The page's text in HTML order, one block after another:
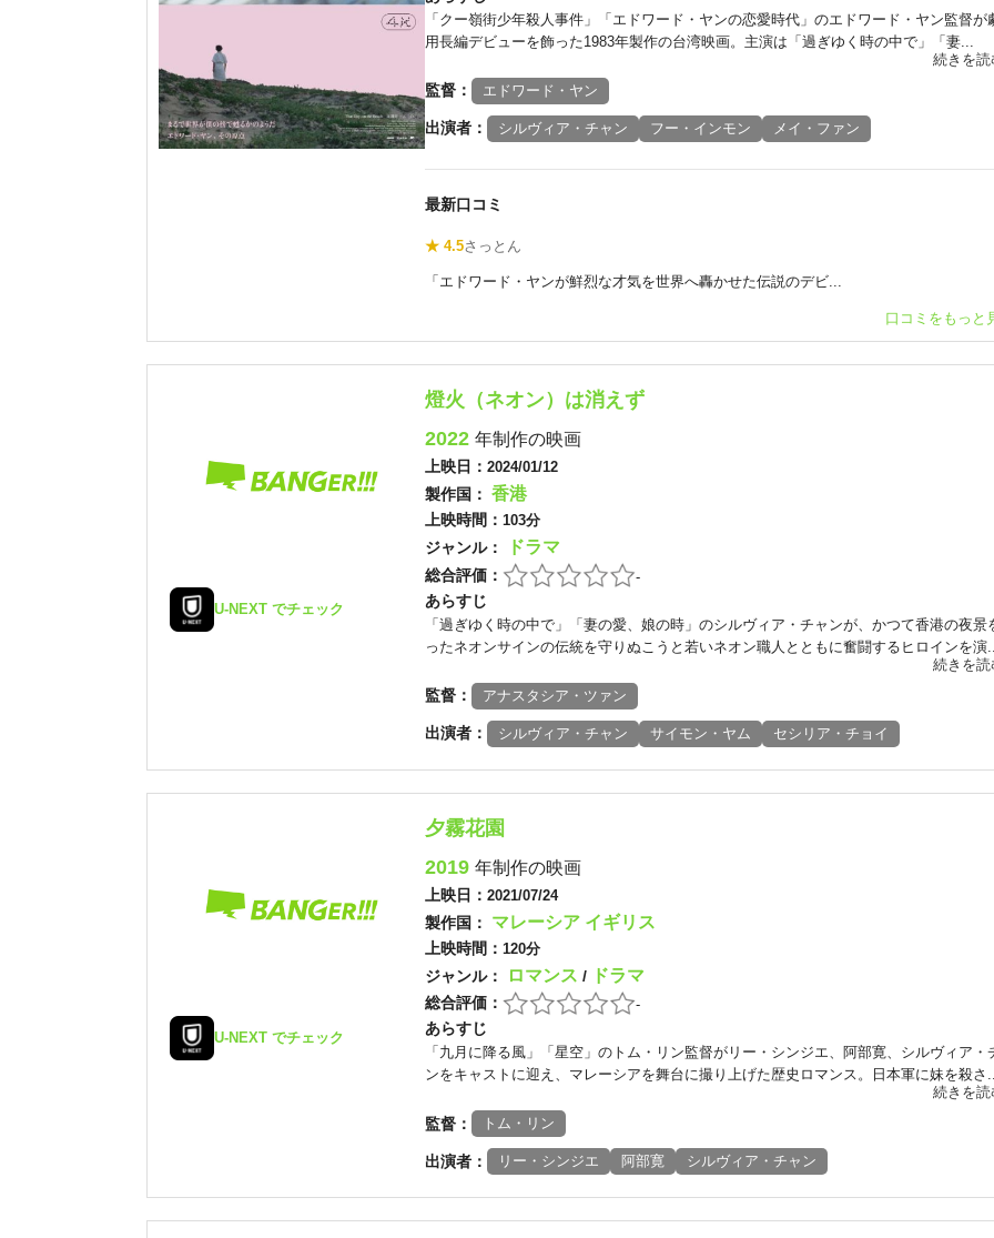
「クー嶺街少年殺人事件」「エドワード・ヤンの恋愛時代」のエドワード・ヤン監督が
用長編デビューを飾った1983年製作の台湾映画。主演は「過ぎゆく時の中で」「妻...
続きを読
監督： エドワード・ヤン
出演者： シルヴィア・チャン フー・インモン メイ・ファン
最新口コミ
★ 4.5さっとん
「エドワード・ヤンが鮮烈な才気を世界へ轟かせた伝説のデビ...
口コミをもっと
U-NEXT でチェック
燈火（ネオン）は消えず
2022 年制作の映画
上映日： 2024/01/12
製作国： 香港
上映時間： 103分
ジャンル： ドラマ
総合評価： -
あらすじ
「過ぎゆく時の中で」「妻の愛、娘の時」のシルヴィア・チャンが、かつて香港の夜景
ったネオンサインの伝統を守りぬこうと若いネオン職人とともに奮闘するヒロインを演...
続きを読
監督： アナスタシア・ツァン
出演者： シルヴィア・チャン サイモン・ヤム セシリア・チョイ
U-NEXT でチェック
夕霧花園
2019 年制作の映画
上映日： 2021/07/24
製作国： マレーシア イギリス
上映時間： 120分
ジャンル： ロマンス / ドラマ
総合評価： -
あらすじ
「九月に降る風」「星空」のトム・リン監督がリー・シンジエ、阿部寛、シルヴィア・
ンをキャストに迎え、マレーシアを舞台に撮り上げた歴史ロマンス。日本軍に妹を殺さ
続きを読
監督： トム・リン
出演者： リー・シンジエ 阿部寛 シルヴィア・チャン